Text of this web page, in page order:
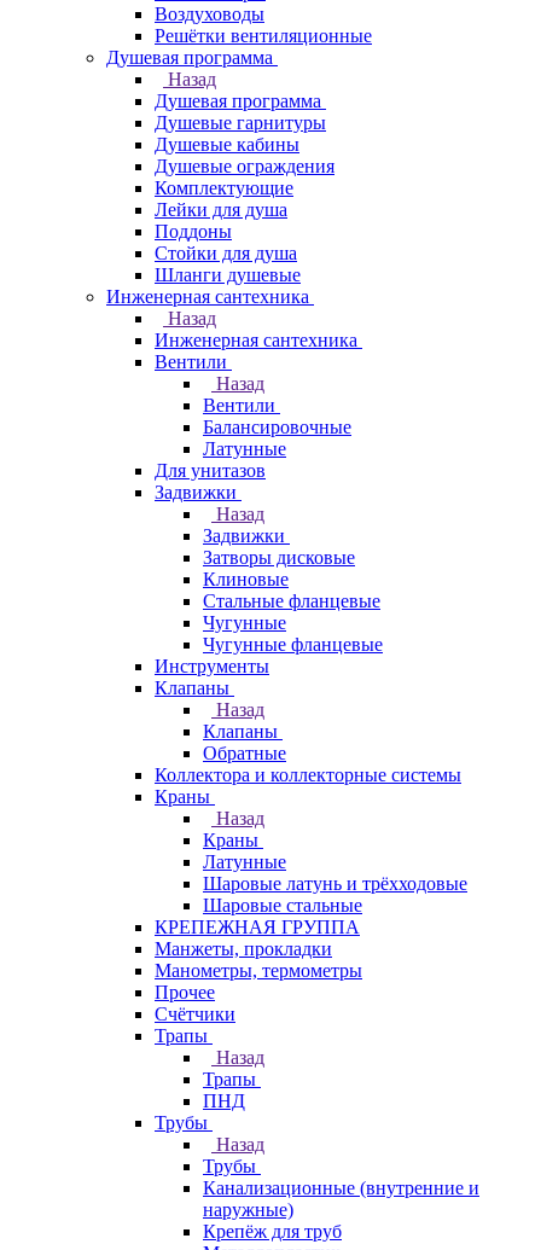
Воздуховоды
Решётки вентиляционные
Душевая программа
Назад
Душевая программа
Душевые гарнитуры
Душевые кабины
Душевые ограждения
Комплектующие
Лейки для душа
Поддоны
Стойки для душа
Шланги душевые
Инженерная сантехника
Назад
Инженерная сантехника
Вентили
Назад
Вентили
Балансировочные
Латунные
Для унитазов
Задвижки
Назад
Задвижки
Затворы дисковые
Клиновые
Стальные фланцевые
Чугунные
Чугунные фланцевые
Инструменты
Клапаны
Назад
Клапаны
Обратные
Коллектора и коллекторные системы
Краны
Назад
Краны
Латунные
Шаровые латунь и трёхходовые
Шаровые стальные
КРЕПЕЖНАЯ ГРУППА
Манжеты, прокладки
Манометры, термометры
Прочее
Счётчики
Трапы
Назад
Трапы
ПНД
Трубы
Назад
Трубы
Канализационные (внутренние и
наружные)
Крепёж для труб